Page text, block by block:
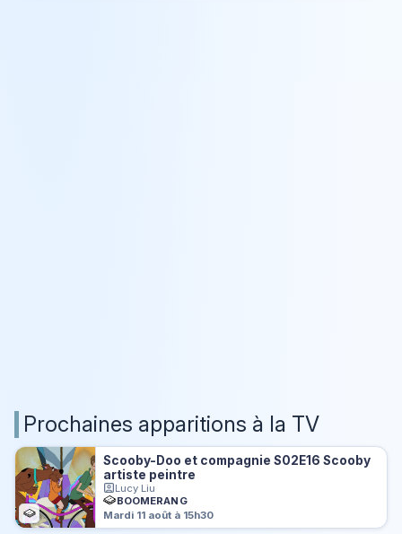
Prochaines apparitions à la TV
Scooby-Doo et compagnie S02E16 Scooby
artiste peintre
Lucy Liu
BOOMERANG
Mardi 11 août à 15h30